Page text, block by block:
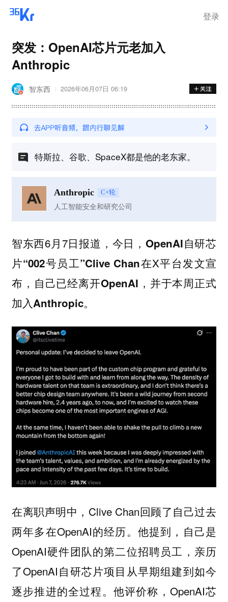
登录
突发：OpenAI芯片元老加入
Anthropic
智东西 2026年06月07日 06:19
特斯拉、谷歌、SpaceX都是他的老东家。
Anthropic C+轮
人工智能安全和研究公司
智东西6月7日报道，今日， OpenAI自研芯
片“002号员工”Clive Chan在X平台发文宣
布， 自己已经离开OpenAI，并于本周正式
加入Anthropic。
在离职声明中，Clive Chan回顾了自己过去
两年多在OpenAI的经历。他提到，自己是
OpenAI硬件团队的第二位招聘员工 ，亲历
了OpenAI自研芯片项目从早期组建到如今
逐步推进的全过程。他评价称，OpenAI芯